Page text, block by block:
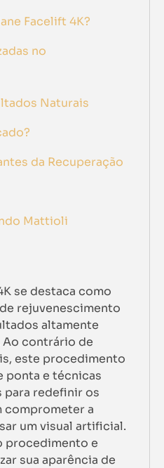
Facelift 4K?
no
Naturais
da Recuperação
Mattioli
se destaca como
rejuvenescimento
altamente
Ao contrário de
este procedimento
ponta e técnicas
redefinir os
comprometer a
um visual artificial.
procedimento e
sua aparência de